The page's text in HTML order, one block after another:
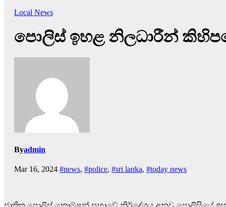
Local News
පොලිස් ඉහළ නිලධාරීන්
Byadmin
Mar 16, 2024 #news, #police, #sri lanka, #today news